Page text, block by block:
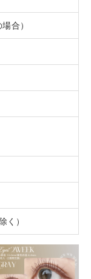
合）
く）